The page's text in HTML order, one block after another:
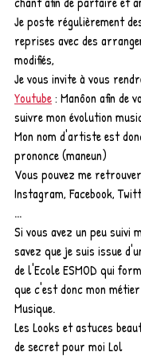
Je poste régulièrement
reprises avec des
modifiés,
Je vous invite à vous
Youtube : Manôon afin de
suivre mon évolution
Mon nom d'artiste est
prononce (maneun)
Vous pouvez me
Instagram, Facebook,
...
Si vous avez un peu suivi
savez que je suis issue
de l'Ecole ESMOD qui
que c'est donc mon
Musique.
Les Looks et astuces
de secret pour moi Lol